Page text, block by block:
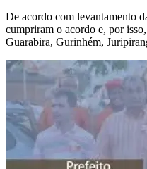
De acordo com levantamento
cumpriram o acordo e, por
Guarabira, Gurinhém,